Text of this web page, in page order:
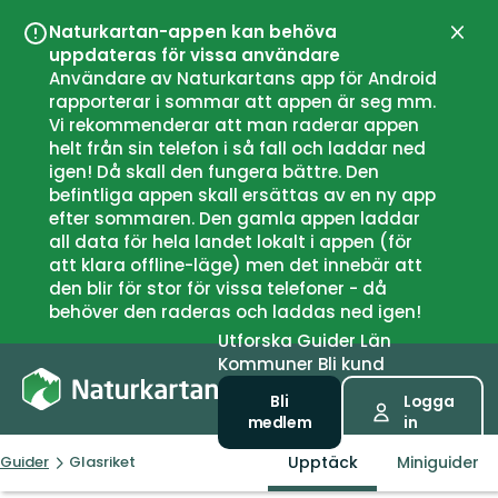
Naturkartan-appen kan behöva
uppdateras för vissa användare
Användare av Naturkartans app för Android
rapporterar i sommar att appen är seg mm.
Vi rekommenderar att man raderar appen
helt från sin telefon i så fall och laddar ned
igen! Då skall den fungera bättre. Den
befintliga appen skall ersättas av en ny app
efter sommaren. Den gamla appen laddar
all data för hela landet lokalt i appen (för
att klara offline-läge) men det innebär att
den blir för stor för vissa telefoner - då
behöver den raderas och laddas ned igen!
UtforskaGuiderLän
Kommuner Bli kund
Bli
medlem
Logga
in
Guider Glasriket Upptäck Miniguider